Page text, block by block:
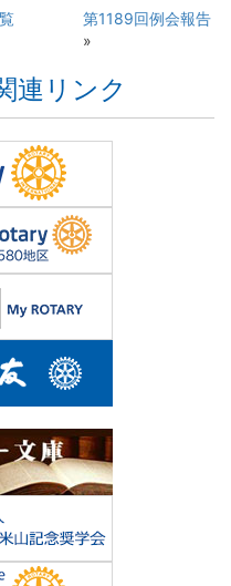
第1189回例会報告
»
連リンク